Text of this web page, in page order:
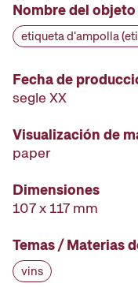
Nombre del objeto
etiqueta d'ampolla
Fecha de
segle XX
Visualización de
paper
Dimensiones
107 x 117 mm
Temas / Materias
vins